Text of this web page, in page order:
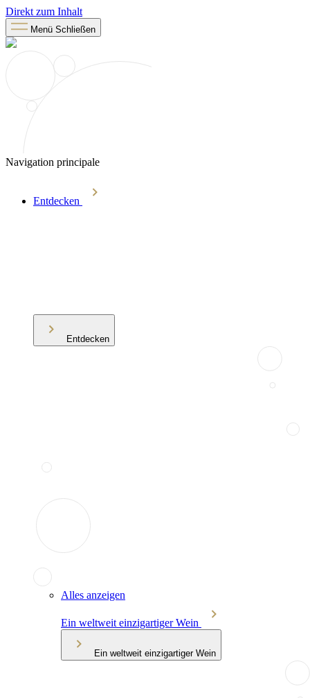
Direkt zum Inhalt
Menü Schließen
Navigation principale
Entdecken
Entdecken
Alles anzeigen
Ein weltweit einzigartiger Wein
Ein weltweit einzigartiger Wein